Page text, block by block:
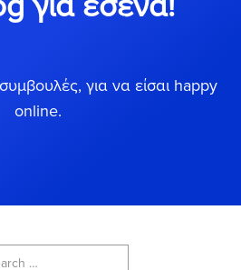
για να είσαι happy
online.